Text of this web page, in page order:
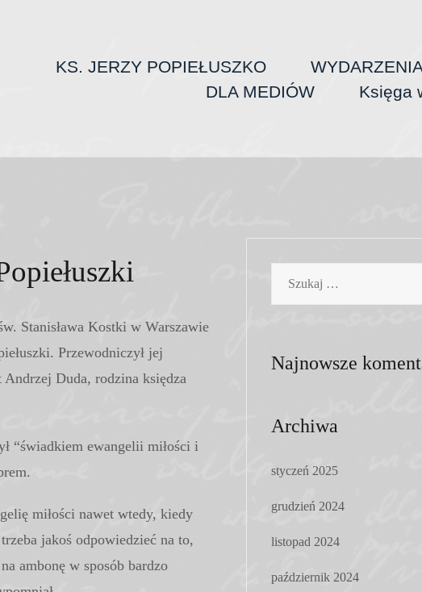
KS. JERZY POPIEŁUSZKO WYDARZENIA
DLA MEDIÓW
Księga
Stanisława Kostki w Warszawie
Przewodniczył jej
Duda, rodzina księdza
“świadkiem ewangelii miłości i
miłości nawet wtedy, kiedy
jakoś odpowiedzieć na to,
ambonę w sposób bardzo
Najnowsze
Archiwa
styczeń 2025
grudzień 2024
listopad 2024
październik 2024